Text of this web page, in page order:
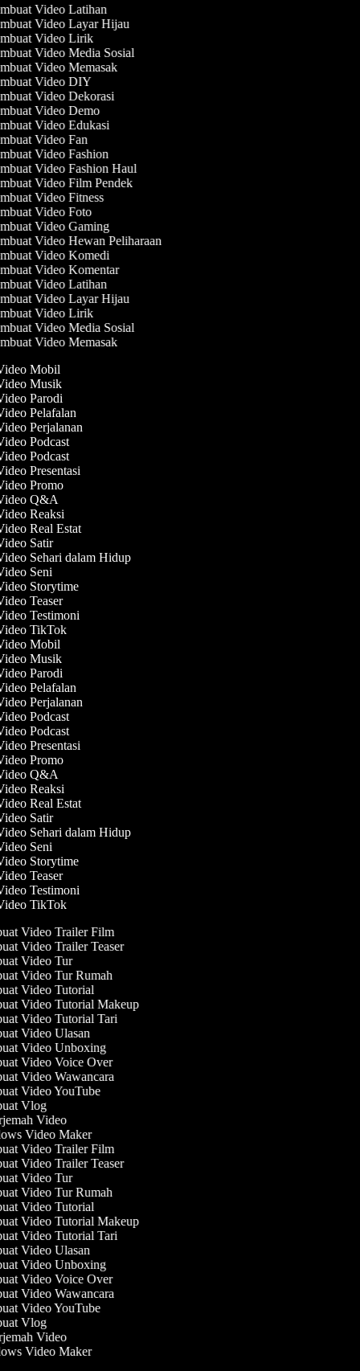
Video Latihan
Video Layar Hijau
Video Lirik
Video Media Sosial
Video Memasak
Video DIY
Video Dekorasi
Video Demo
Video Edukasi
Video Fan
Video Fashion
Video Fashion Haul
Video Film Pendek
Video Fitness
Video Foto
Video Gaming
Video Hewan Peliharaan
Video Komedi
Video Komentar
Video Latihan
Video Layar Hijau
Video Lirik
Video Media Sosial
Video Memasak
Mobil
Musik
Parodi
Pelafalan
Perjalanan
Podcast
Podcast
Presentasi
Promo
Q&A
Reaksi
Real Estat
Satir
Sehari dalam Hidup
Seni
Storytime
Teaser
Testimoni
TikTok
Mobil
Musik
Parodi
Pelafalan
Perjalanan
Podcast
Podcast
Presentasi
Promo
Q&A
Reaksi
Real Estat
Satir
Sehari dalam Hidup
Seni
Storytime
Teaser
Testimoni
TikTok
Video Trailer Film
Video Trailer Teaser
Video Tur
Video Tur Rumah
Video Tutorial
Video Tutorial Makeup
Video Tutorial Tari
Video Ulasan
Video Unboxing
Video Voice Over
Video Wawancara
Video YouTube
Vlog
Video
Video Maker
Video Trailer Film
Video Trailer Teaser
Video Tur
Video Tur Rumah
Video Tutorial
Video Tutorial Makeup
Video Tutorial Tari
Video Ulasan
Video Unboxing
Video Voice Over
Video Wawancara
Video YouTube
Vlog
Video
Video Maker